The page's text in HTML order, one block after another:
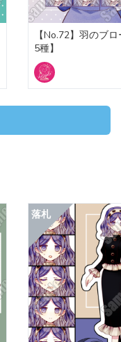
【No.72】羽のブ
5種】